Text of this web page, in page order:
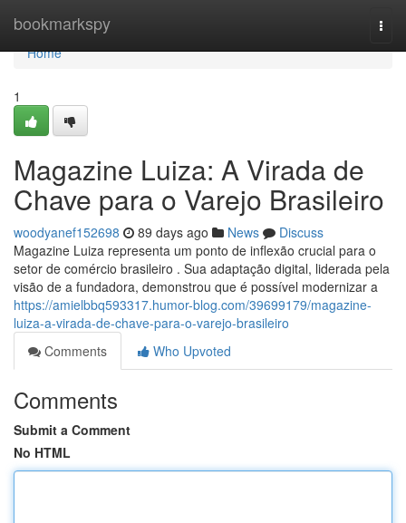
bookmarkspy
Home
Home
1
Magazine Luiza: A Virada de
Chave para o Varejo Brasileiro
woodyanef152698 89 days ago News
Discuss
Magazine Luiza representa um ponto de inflexão crucial para o
setor de comércio brasileiro . Sua adaptação digital, liderada pela
visão de a fundadora, demonstrou que é possível modernizar a
https://amielbbq593317.humor-blog.com/39699179/magazine-
luiza-a-virada-de-chave-para-o-varejo-brasileiro
Comments
Who Upvoted
Comments
Submit a Comment
No HTML